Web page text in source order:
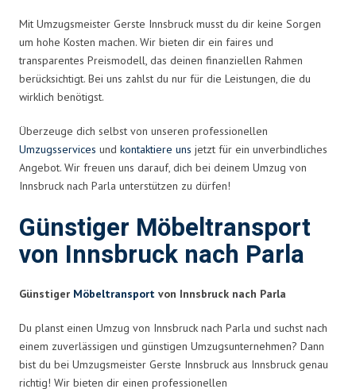
Mit Umzugsmeister Gerste Innsbruck musst du dir keine Sorgen
um hohe Kosten machen. Wir bieten dir ein faires und
transparentes Preismodell, das deinen finanziellen Rahmen
berücksichtigt. Bei uns zahlst du nur für die Leistungen, die du
wirklich benötigst.
Überzeuge dich selbst von unseren professionellen
Umzugsservices und kontaktiere uns jetzt für ein unverbindliches
Angebot. Wir freuen uns darauf, dich bei deinem Umzug von
Innsbruck nach Parla unterstützen zu dürfen!
Günstiger Möbeltransport
von Innsbruck nach Parla
Günstiger Möbeltransport von Innsbruck nach Parla
Du planst einen Umzug von Innsbruck nach Parla und suchst nach
einem zuverlässigen und günstigen Umzugsunternehmen? Dann
bist du bei Umzugsmeister Gerste Innsbruck aus Innsbruck genau
richtig! Wir bieten dir einen professionellen